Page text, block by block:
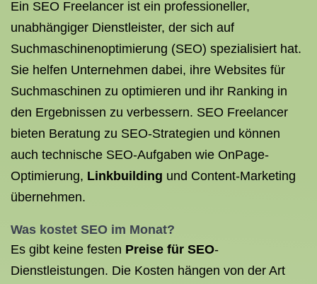
Ein SEO Freelancer ist ein professioneller,
unabhängiger Dienstleister, der sich auf
Suchmaschinenoptimierung (SEO) spezialisiert hat.
Sie helfen Unternehmen dabei, ihre Websites für
Suchmaschinen zu optimieren und ihr Ranking in
den Ergebnissen zu verbessern. SEO Freelancer
bieten Beratung zu SEO-Strategien und können
auch technische SEO-Aufgaben wie OnPage-
Optimierung, Linkbuilding und Content-Marketing
übernehmen.
Was kostet SEO im Monat?
Es gibt keine festen Preise für SEO-
Dienstleistungen. Die Kosten hängen von der Art